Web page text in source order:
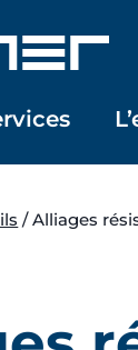
/ Alliages